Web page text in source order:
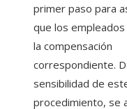
primer paso para
que los empleados
la compensación
correspondiente.
sensibilidad de
procedimiento, se